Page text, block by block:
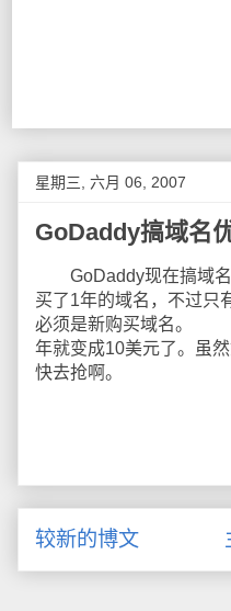
星期三, 六月 06, 2007
GoDaddy搞域名
GoDaddy现在搞域名
买了1年的域名，不过只
必须是新购买域名。
年就变成10美元了。虽
快去抢啊。
较新的博文